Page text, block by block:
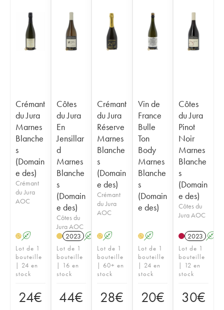
Crémant
du Jura
Marnes
Blanche
s
(Domain
e des)
Crémant
du Jura
AOC
H A
Lot de 1
bouteille
| 24 en
stock
24€
Côtes
du Jura
En
Jensillar
d
Marnes
Blanche
s
(Domain
e des)
Côtes du
Jura AOC
2023 A
Lot de 1
bouteille
| 16 en
stock
44€
Crémant
du Jura
Réserve
Marnes
Blanche
s
(Domain
e des)
Crémant
du Jura
AOC
H A
Lot de 1
bouteille
| 60+ en
stock
28€
Vin de
France
Bulle
Ton
Body
Marnes
Blanche
s
(Domain
e des)
HA
Lot de 1
bouteille
| 24 en
stock
20€
Côtes
du Jura
Pinot
Noir
Marnes
Blanche
s
(Domain
e des)
Côtes du
Jura AOC
2023 A
Lot de 1
bouteille
| 12 en
stock
30€